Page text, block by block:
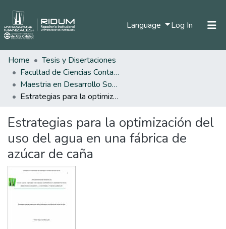
Language Log In (current)
Statistics
Home
Tesis y Disertaciones
Facultad de Ciencias Contables Económicas y Administrativas
Maestria en Desarrollo Sostenible y Medio Ambiente
Estrategias para la optimización del uso del agua en una fábrica de azúcar de caña
Estrategias para la optimización del
uso del agua en una fábrica de
azúcar de caña